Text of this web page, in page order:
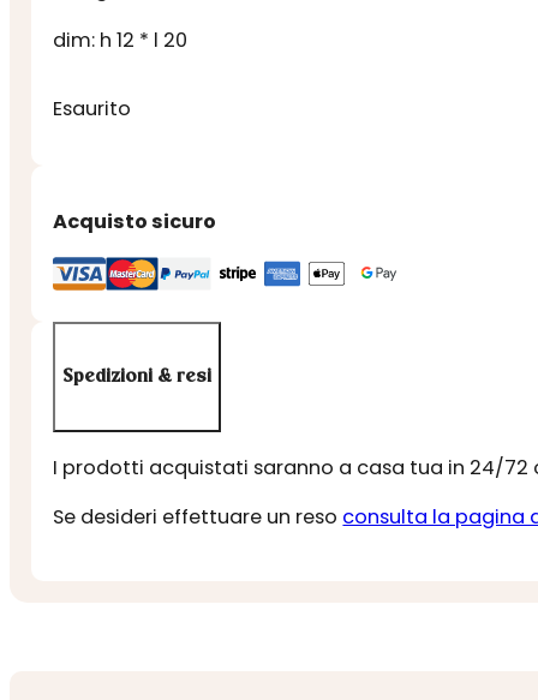
dim: h 12 * l 20
Esaurito
Acquisto sicuro
Spedizioni & resi
I prodotti acquistati saranno a casa tua in 24/72
Se desideri effettuare un reso consulta la pagina